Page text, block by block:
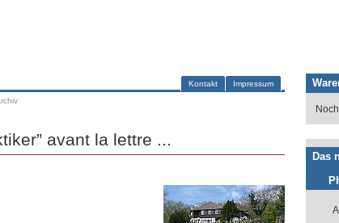
Impressum
Kontakt
avant la lettre ...
Das